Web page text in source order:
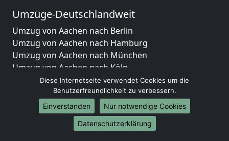
Umzüge-Deutschlandweit
Umzug von Aachen nach Berlin
Umzug von Aachen nach Hamburg
Umzug von Aachen nach München
Umzug von Aachen nach Köln
Umzug von Aachen nach Frankfurt am Main
Umzug von Aachen nach Stuttgart
Umzug von Aachen nach Düsseldorf
Umzug von Aachen nach Leipzig
Umzug von Aachen nach Dortmund
Diese Internetseite verwendet Cookies um die
Benutzerfreundlichkeit zu verbessern.
Einverstanden
Nur notwendige Cookies
Datenschutzerklärung